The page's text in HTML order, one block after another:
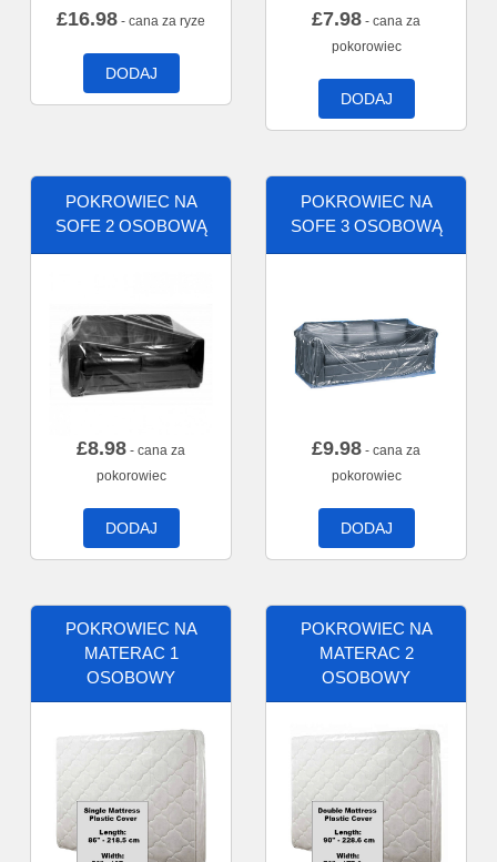
£16.98 - cana za ryze
DODAJ
£7.98 - cana za
pokorowiec
DODAJ
POKROWIEC NA
SOFE 2 OSOBOWĄ
£8.98 - cana za
pokorowiec
DODAJ
POKROWIEC NA
SOFE 3 OSOBOWĄ
£9.98 - cana za
pokorowiec
DODAJ
POKROWIEC NA
MATERAC 1
OSOBOWY
POKROWIEC NA
MATERAC 2
OSOBOWY